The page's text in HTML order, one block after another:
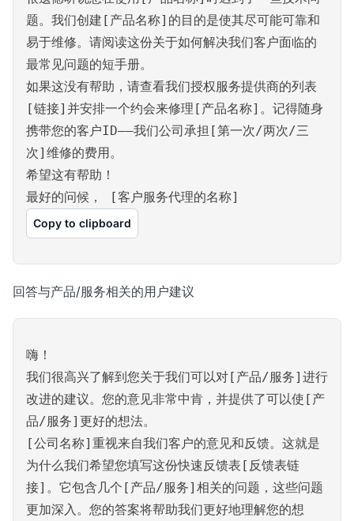
题。我们创建[产品名称]的目的是使其尽可能可靠和
易于维修。请阅读这份关于如何解决我们客户面临的
最常见问题的短手册。
如果这没有帮助，请查看我们授权服务提供商的列表
[链接]并安排一个约会来修理[产品名称]。记得随身
携带您的客户ID——我们公司承担[第一次/两次/三
次]维修的费用。
希望这有帮助！
最好的问候， [客户服务代理的名称]
Copy to clipboard
回答与产品/服务相关的用户建议
嗨！
我们很高兴了解到您关于我们可以对[产品/服务]进行
改进的建议。您的意见非常中肯，并提供了可以使[产
品/服务]更好的想法。
[公司名称]重视来自我们客户的意见和反馈。这就是
为什么我们希望您填写这份快速反馈表[反馈表链
接]。它包含几个[产品/服务]相关的问题，这些问题
更加深入。您的答案将帮助我们更好地理解您的想